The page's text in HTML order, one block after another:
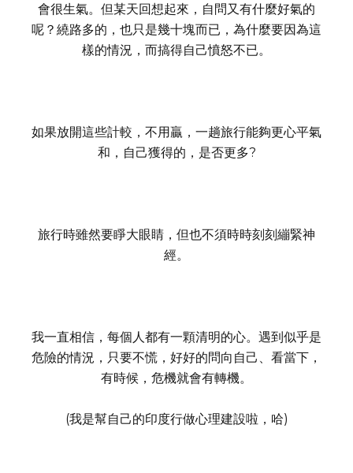
會很生氣。但某天回想起來，自問又有什麼好氣的
呢？繞路多的，也只是幾十塊而已，為什麼要因為這
樣的情況，而搞得自己憤怒不已。
如果放開這些計較，不用贏，一趟旅行能夠更心平氣
和，自己獲得的，是否更多?
旅行時雖然要睜大眼睛，但也不須時時刻刻繃緊神
經。
我一直相信，每個人都有一顆清明的心。遇到似乎是
危險的情況，只要不慌，好好的問向自己、看當下，
有時候，危機就會有轉機。
(我是幫自己的印度行做心理建設啦，哈)